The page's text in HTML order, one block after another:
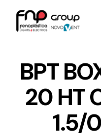
BPT
20 HT
1.5/